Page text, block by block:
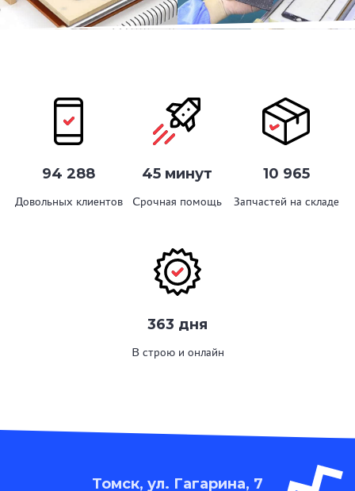
94 288
Довольных клиентов
45 минут
Срочная помощь
10 965
Запчастей на складе
363 дня
В строю и онлайн
Томск, ул. Гагарина, 7